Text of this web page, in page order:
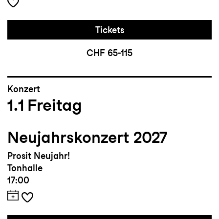
Tickets
CHF 65-115
Konzert
1.1 Freitag
Neujahrskonzert 2027
Prosit Neujahr!
Tonhalle
17:00